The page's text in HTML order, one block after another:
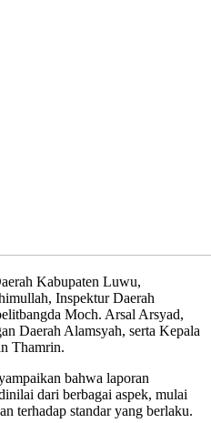
Kabupaten Luwu,
Inspektur Daerah
Moch. Arsal Arsyad,
Daerah Alamsyah, serta Kepala
Thamrin.
bahwa laporan
dari berbagai aspek, mulai
terhadap standar yang berlaku.